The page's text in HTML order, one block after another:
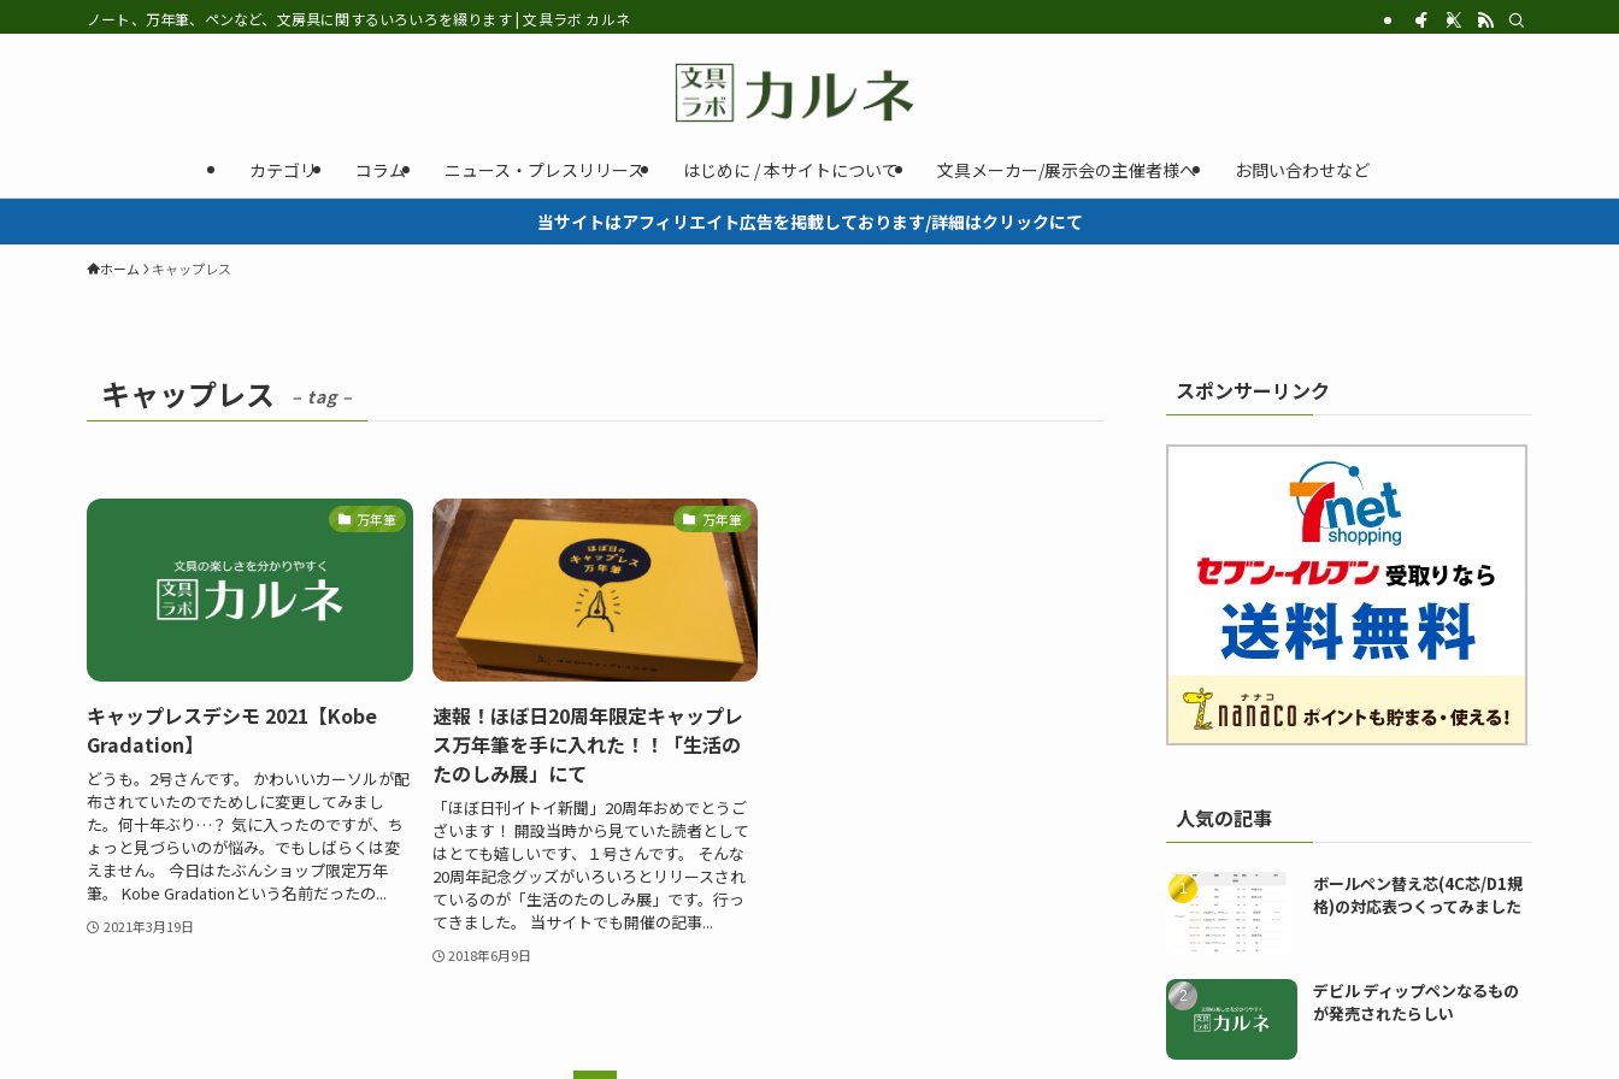
ノート、万年筆、ペンなど、文房具に関するいろいろを綴ります | 文具ラボ カルネ
カテゴリ コラム ニュース・プレスリリース はじめに / 本サイトについて 文具メーカー/展示会の主催者様へ お問い合わせなど
当サイトはアフィリエイト広告を掲載しております/詳細はクリックにて
ホーム キャップレス
キャップレス – tag –
万年筆
キャップレスデシモ 2021【Kobe
Gradation】
どうも。2号さんです。 かわいいカーソルが配
布されていたのでためしに変更してみまし
た。何十年ぶり…？ 気に入ったのですが、ち
ょっと見づらいのが悩み。でもしばらくは変
えません。 今日はたぶんショップ限定万年
筆。 Kobe Gradationという名前だったの...
2021年3月19日
万年筆
速報！ほぼ日20周年限定キャップレ
ス万年筆を手に入れた！！「生活の
たのしみ展」にて
「ほぼ日刊イトイ新聞」20周年おめでとうご
ざいます！ 開設当時から見ていた読者として
はとても嬉しいです、１号さんです。 そんな
20周年記念グッズがいろいろとリリースされ
ているのが「生活のたのしみ展」です。行っ
てきました。 当サイトでも開催の記事...
2018年6月9日
スポンサーリンク
人気の記事
ボールペン替え芯(4C芯/D1規
格)の対応表つくってみました
デビル ディップペンなるもの
が発売されたらしい